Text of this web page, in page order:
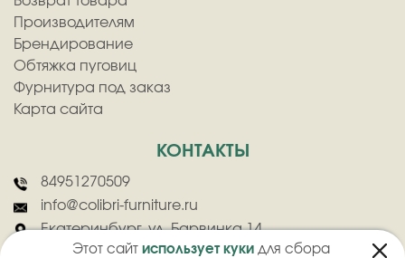
Этот сайт использует куки для сбора
Производителям
Брендирование
Обтяжка пуговиц
Фурнитура под заказ
Карта сайта
КОНТАКТЫ
84951270509
info@colibri-furniture.ru
Екатеринбург, ул. Барвинка 14